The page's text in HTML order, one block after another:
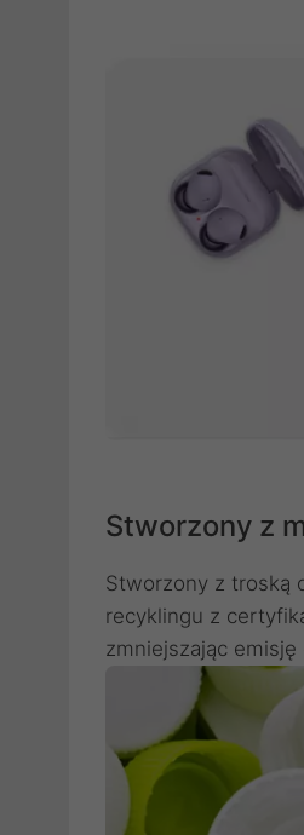
Stworzony z
Stworzony z troską
recyklingu z
zmniejszając